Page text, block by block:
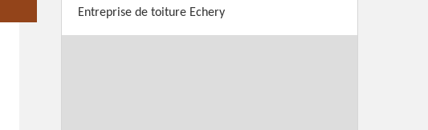
Entreprise de toiture Echery